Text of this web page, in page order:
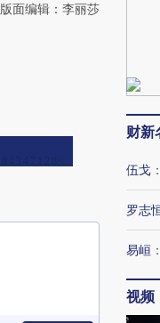
版面编辑：李丽莎
财新
伍戈 ：
罗志
易峘 ：
视频